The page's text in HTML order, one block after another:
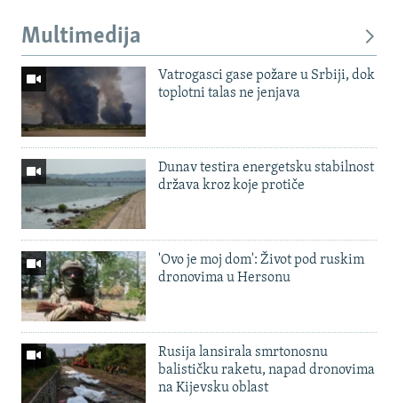
Multimedija
Vatrogasci gase požare u Srbiji, dok
toplotni talas ne jenjava
Dunav testira energetsku stabilnost
država kroz koje protiče
'Ovo je moj dom': Život pod ruskim
dronovima u Hersonu
Rusija lansirala smrtonosnu
balističku raketu, napad dronovima
na Kijevsku oblast